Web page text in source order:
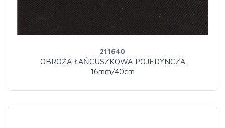
211640
OBROŻA ŁAŃCUSZKOWA POJEDYNCZA
16mm/40cm